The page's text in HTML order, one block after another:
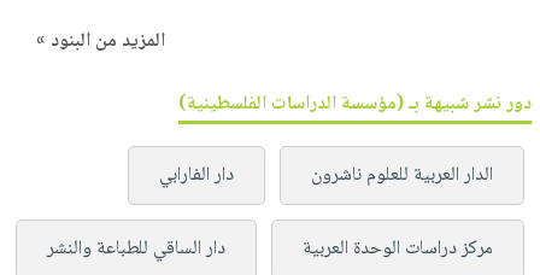
المزيد من البنود »
دور نشر شبيهة بـ (مؤسسة الدراسات الفلسطينية)
الدار العربية للعلوم ناشرون دار الفارابي
مركز دراسات الوحدة العربية دار الساقي للطباعة والنشر